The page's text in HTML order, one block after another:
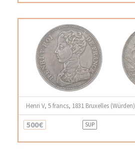
Henri V, 5 francs, 1831 Bruxelles (Würden)
500€ SUP